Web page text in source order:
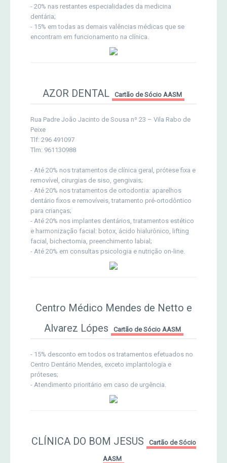
- 20% nas restantes especialidades da medicina
dentária;
- 15% em todas as demais valências médicas que se
encontram em funcionamento na clínica.
AZOR DENTAL Cartão de Sócio AASM
Rua Padre João Jacinto de Sousa nº 23 – Vila Rabo de
Peixe
Tlf: 296 491097
Tlm: 961130988
- Até 20% nos tratamentos de clínica geral, prótese fixa e
removível, cirurgias de siso, gengivais;
- Até 20% nos tratamentos de ortodontia: aparelhos
dentário fixos e removíveis, tratamento pré-ortodôntico
para crianças;
- Até 20% nos implantes dentários, tratamentos estético
e harmonização facial: botox, ácido hialurônico, lifting
facial, bichectomia, preenchimento labial;
- Até 20% em consultas psicologia e nutrição on-line.
Centro Médico Mendes de Netto e
Alvarez Lópes
Cartão de Sócio AASM
- 15% desconto em todos os tratamentos efetuados no
Centro Dentário Mendes, exceto implantologia e
próteses;
- Atendimento prioritário em caso de urgência.
CLÍNICA DO BOM JESUS Cartão de Sócio
AASM